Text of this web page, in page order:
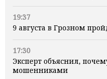
19:37
9 августа в Грозном
17:30
Эксперт объяснил,
мошенниками